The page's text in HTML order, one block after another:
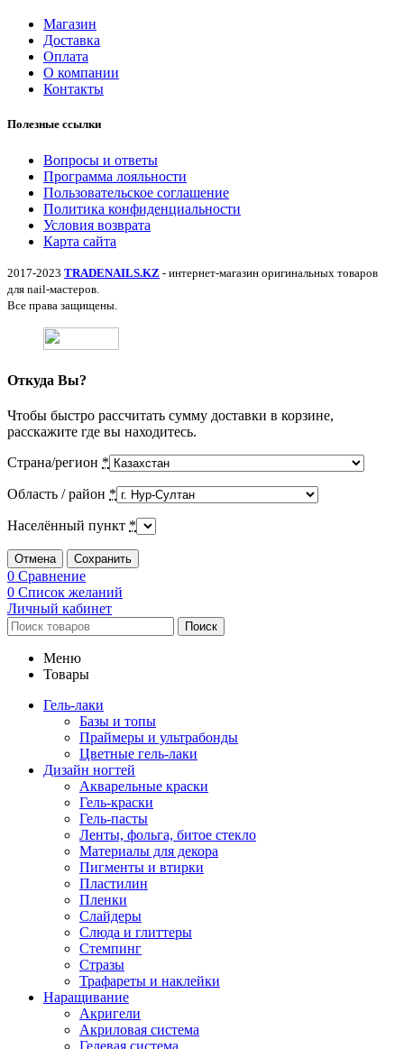
Магазин
Доставка
Оплата
О компании
Контакты
Полезные ссылки
Вопросы и ответы
Программа лояльности
Пользовательское соглашение
Политика конфиденциальности
Условия возврата
Карта сайта
2017-2023 TRADENAILS.KZ - интернет-магазин оригинальных товаров
для nail-мастеров.
Все права защищены.
Откуда Вы?
Чтобы быстро рассчитать сумму доставки в корзине,
расскажите где вы находитесь.
Страна/регион *
Область / район *
Населённый пункт *
Отмена Сохранить
0 Сравнение
0 Список желаний
Личный кабинет
Поиск
Меню
Товары
Гель-лаки
Базы и топы
Праймеры и ультрабонды
Цветные гель-лаки
Дизайн ногтей
Акварельные краски
Гель-краски
Гель-пасты
Ленты, фольга, битое стекло
Материалы для декора
Пигменты и втирки
Пластилин
Пленки
Слайдеры
Слюда и глиттеры
Стемпинг
Стразы
Трафареты и наклейки
Наращивание
Акригели
Акриловая система